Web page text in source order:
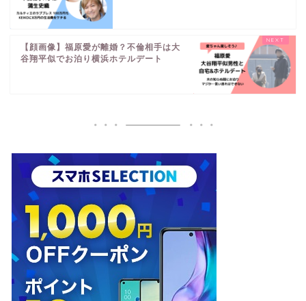
【顔画像】福原愛が離婚？不倫相手は大
谷翔平似でお泊り横浜ホテルデート